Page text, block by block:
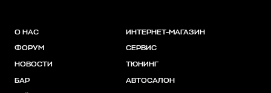
О НАС
ФОРУМ
НОВОСТИ
БАР
ИНТЕРНЕТ-МАГАЗИН
СЕРВИС
ТЮНИНГ
АВТОСАЛОН